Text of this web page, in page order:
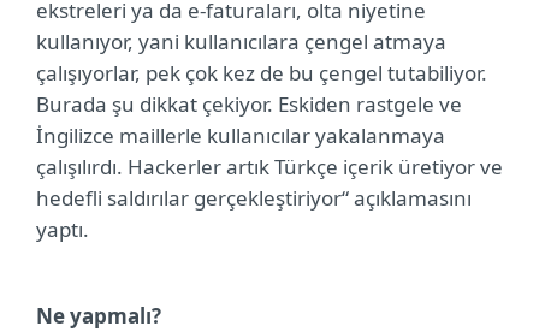
ekstreleri ya da e-faturaları, olta niyetine
kullanıyor, yani kullanıcılara çengel atmaya
çalışıyorlar, pek çok kez de bu çengel tutabiliyor.
Burada şu dikkat çekiyor. Eskiden rastgele ve
İngilizce maillerle kullanıcılar yakalanmaya
çalışılırdı. Hackerler artık Türkçe içerik üretiyor ve
hedefli saldırılar gerçekleştiriyor“ açıklamasını
yaptı.
Ne yapmalı?